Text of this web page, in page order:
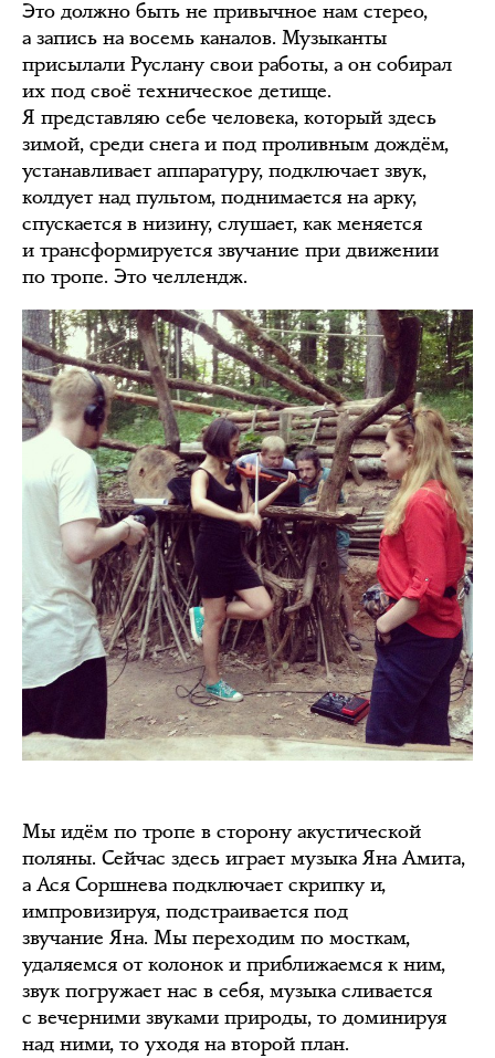
Это должно быть не привычное нам стерео,
а запись на восемь каналов. Музыканты
присылали Руслану свои работы, а он собирал
их под своё техническое детище.
Я представляю себе человека, который здесь
зимой, среди снега и под проливным дождём,
устанавливает аппаратуру, подключает звук,
колдует над пультом, поднимается на арку,
спускается в низину, слушает, как меняется
и трансформируется звучание при движении
по тропе. Это челлендж.
Мы идём по тропе в сторону акустической
поляны. Сейчас здесь играет музыка Яна Амита,
а Ася Соршнева подключает скрипку и,
импровизируя, подстраивается под
звучание Яна. Мы переходим по мосткам,
удаляемся от колонок и приближаемся к ним,
звук погружает нас в себя, музыка сливается
с вечерними звуками природы, то доминируя
над ними, то уходя на второй план.